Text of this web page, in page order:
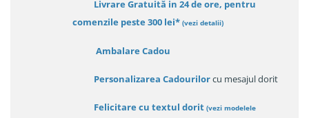
Livrare Gratuită in 24 de ore, pentru
comenzile peste 300 lei* (vezi detalii)
Ambalare Cadou
Personalizarea Cadourilorcu mesajul dorit
Felicitare cu textul dorit (vezi modelele